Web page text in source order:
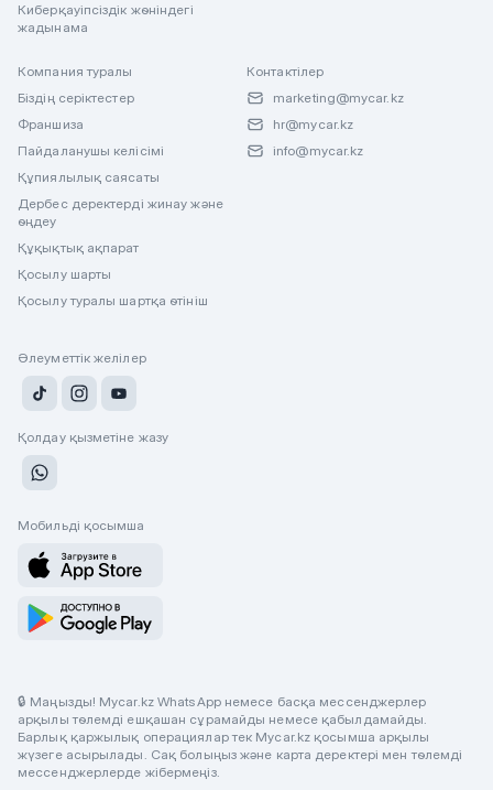
Киберқауіпсіздік жөніндегі
жадынама
Компания туралы
Біздің серіктестер
Франшиза
Пайдаланушы келісімі
Құпиялылық саясаты
Дербес деректерді жинау және
өңдеу
Құқықтық ақпарат
Қосылу шарты
Қосылу туралы шартқа өтініш
Контактілер
marketing@mycar.kz
hr@mycar.kz
info@mycar.kz
Әлеуметтік желілер
Қолдау қызметіне жазу
Мобильді қосымша
🔒 Маңызды! Mycar.kz WhatsApp немесе басқа мессенджерлер
арқылы төлемді ешқашан сұрамайды немесе қабылдамайды.
Барлық қаржылық операциялар тек Mycar.kz қосымша арқылы
жүзеге асырылады. Сақ болыңыз және карта деректері мен төлемді
мессенджерлерде жібермеңіз.